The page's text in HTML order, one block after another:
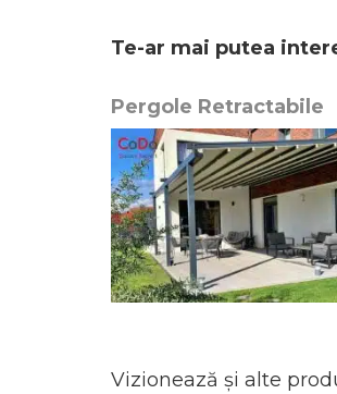
Te-ar mai putea
Pergole Retractabi le
Vizionează și alte